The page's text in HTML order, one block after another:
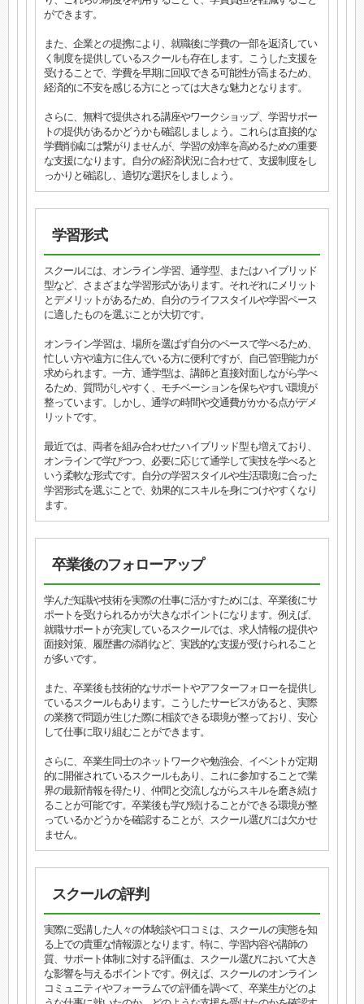
ができます。
また、企業との提携により、就職後に学費の一部を返済してい
く制度を提供しているスクールも存在します。こうした支援を
受けることで、学費を早期に回収できる可能性が高まるため、
経済的に不安を感じる方にとっては大きな魅力となります。
さらに、無料で提供される講座やワークショップ、学習サポー
トの提供があるかどうかも確認しましょう。これらは直接的な
学費削減には繋がりませんが、学習の効率を高めるための重要
な支援になります。自分の経済状況に合わせて、支援制度をし
っかりと確認し、適切な選択をしましょう。
学習形式
スクールには、オンライン学習、通学型、またはハイブリッド
型など、さまざまな学習形式があります。それぞれにメリット
とデメリットがあるため、自分のライフスタイルや学習ペース
に適したものを選ぶことが大切です。
オンライン学習は、場所を選ばず自分のペースで学べるため、
忙しい方や遠方に住んでいる方に便利ですが、自己管理能力が
求められます。一方、通学型は、講師と直接対面しながら学べ
るため、質問がしやすく、モチベーションを保ちやすい環境が
整っています。しかし、通学の時間や交通費がかかる点がデメ
リットです。
最近では、両者を組み合わせたハイブリッド型も増えており、
オンラインで学びつつ、必要に応じて通学して実技を学べると
いう柔軟な形式です。自分の学習スタイルや生活環境に合った
学習形式を選ぶことで、効果的にスキルを身につけやすくなり
ます。
卒業後のフォローアップ
学んだ知識や技術を実際の仕事に活かすためには、卒業後にサ
ポートを受けられるかが大きなポイントになります。例えば、
就職サポートが充実しているスクールでは、求人情報の提供や
面接対策、履歴書の添削など、実践的な支援が受けられること
が多いです。
また、卒業後も技術的なサポートやアフターフォローを提供し
ているスクールもあります。こうしたサービスがあると、実際
の業務で問題が生じた際に相談できる環境が整っており、安心
して仕事に取り組むことができます。
さらに、卒業生同士のネットワークや勉強会、イベントが定期
的に開催されているスクールもあり、これに参加することで業
界の最新情報を得たり、仲間と交流しながらスキルを磨き続け
ることが可能です。卒業後も学び続けることができる環境が整
っているかどうかを確認することが、スクール選びには欠かせ
ません。
スクールの評判
実際に受講した人々の体験談や口コミは、スクールの実態を知
る上での貴重な情報源となります。特に、学習内容や講師の
質、サポート体制に対する評価は、スクール選びにおいて大き
な影響を与えるポイントです。例えば、スクールのオンライン
コミュニティやフォーラムでの評価を調べて、卒業生がどのよ